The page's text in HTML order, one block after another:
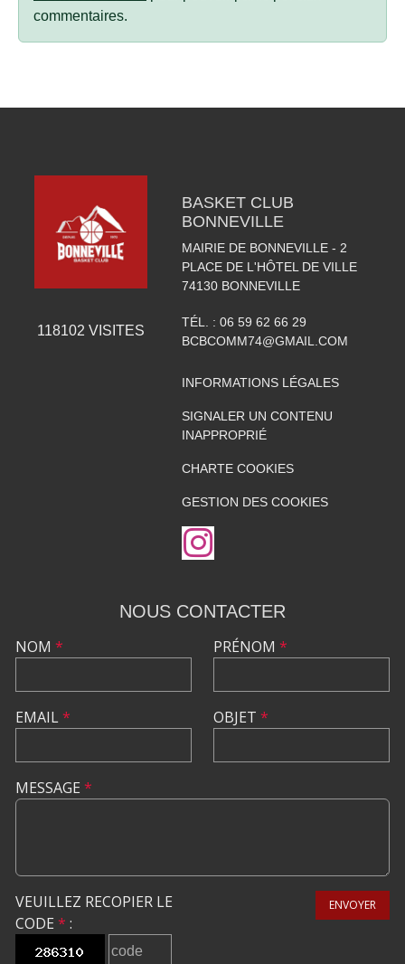
commentaires.
118102 VISITES
BASKET CLUB
BONNEVILLE
MAIRIE DE BONNEVILLE - 2
PLACE DE L'HÔTEL DE VILLE
74130 BONNEVILLE
TÉL. : 06 59 62 66 29
BCBCOMM74@GMAIL.COM
INFORMATIONS LÉGALES
SIGNALER UN CONTENU
INAPPROPRIÉ
CHARTE COOKIES
GESTION DES COOKIES
NOUS CONTACTER
NOM *
EMAIL*
PRÉNOM *
OBJET *
MESSAGE *
VEUILLEZ RECOPIER LE
CODE * :
ENVOYER